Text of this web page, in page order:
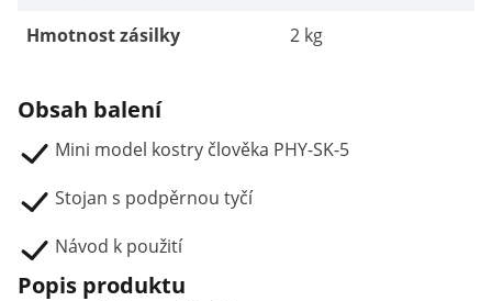
Hmotnost zásilky
2 kg
Obsah balení
Mini model kostry člověka PHY-SK-5
Stojan s podpěrnou tyčí
Návod k použití
Popis produktu